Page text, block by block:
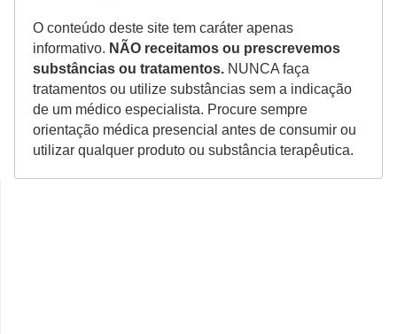
O conteúdo deste site tem caráter apenas
informativo. NÃO receitamos ou prescrevemos
substâncias ou tratamentos. NUNCA faça
tratamentos ou utilize substâncias sem a indicação
de um médico especialista. Procure sempre
orientação médica presencial antes de consumir ou
utilizar qualquer produto ou substância terapêutica.